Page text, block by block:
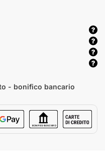
- bonifico bancario